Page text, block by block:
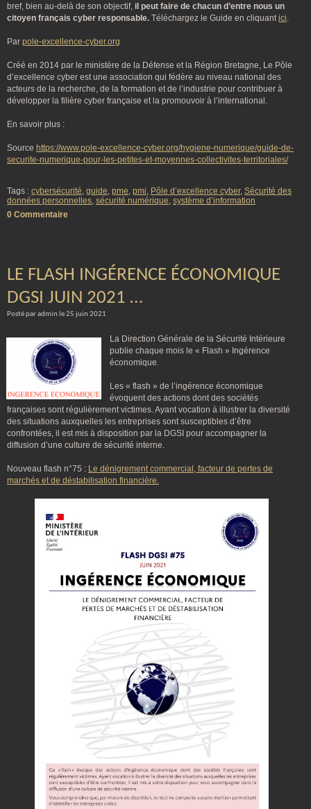
bref, bien au-delà de son objectif, il peut faire de chacun d’entre nous un
citoyen français cyber responsable. Téléchargez le Guide en cliquantici.
Par pole-excellence-cyber.org
Créé en 2014 par le ministère de la Défense et la Région Bretagne, Le Pôle
d’excellence cyber est une association qui fédère au niveau national des
acteurs de la recherche, de la formation et de l’industrie pour contribuer à
développer la filière cyber française et la promouvoir à l’international.
En savoir plus :
Source https://www.pole-excellence-cyber.org/hygiene-numerique/guide-de-
securite-numerique-pour-les-petites-et-moyennes-collectivites-territoriales/
Tags : cybersécurité, guide, pme, pmi, Pôle d’excellence cyber, Sécurité des
données personnelles, sécurité numérique, système d’information
0 Commentaire
LE FLASH INGÉRENCE ÉCONOMIQUE
DGSI JUIN 2021 …
Posté par admin le 25 juin 2021
La Direction Générale de la Sécurité Intérieure
publie chaque mois le « Flash » Ingérence
économique.
Les « flash » de l’ingérence économique
évoquent des actions dont des sociétés
françaises sont régulièrement victimes. Ayant vocation à illustrer la diversité
des situations auxquelles les entreprises sont susceptibles d’être
confrontées, il est mis à disposition par la DGSI pour accompagner la
diffusion d’une culture de sécurité interne.
Nouveau flash n°75 : Le dénigrement commercial, facteur de pertes de
marchés et de déstabilisation financière.